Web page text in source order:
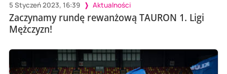
5 Styczeń 2023, 16:39 Aktualności
Zaczynamy rundę rewanżową TAURON 1. Ligi
Mężczyzn!